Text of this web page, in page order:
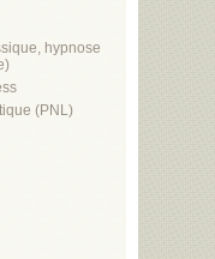
hypnose
(PNL)